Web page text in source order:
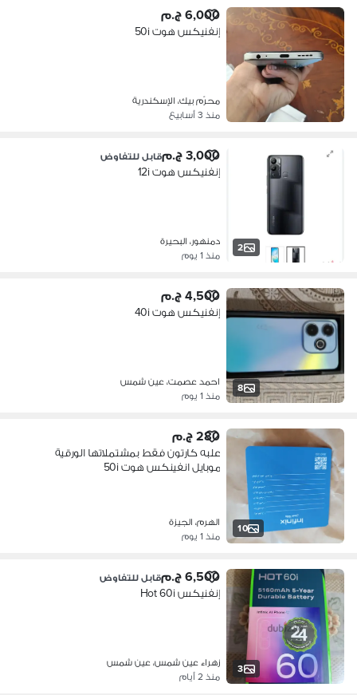
6,000 ج.م
إنفنيكس هوت 50i
محرّم بيك، الإسكندرية
منذ 3 أسابيع
2
3,000 ج.م قابل للتفاوض
إنفنيكس هوت 12i
دمنهور، البحيرة
منذ 1 يوم
8
4,500 ج.م
إنفنيكس هوت 40i
احمد عصمت، عين شمس
منذ 1 يوم
10
280 ج.م
علبه كارتون فقط بمشتملاتها الورقية
موبايل انفينكس هوت 50i
الهرم، الجيزة
منذ 1 يوم
3
6,500 ج.م قابل للتفاوض
إنفنيكس Hot 60i
زهراء عين شمس، عين شمس
منذ 2 أيام